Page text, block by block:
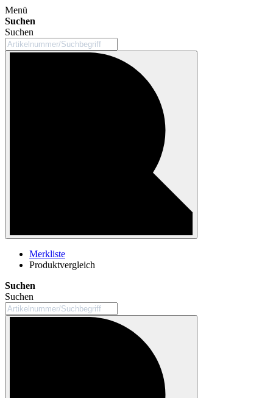
Menü
Suchen
Suchen
Merkliste
Produktvergleich
Suchen
Suchen